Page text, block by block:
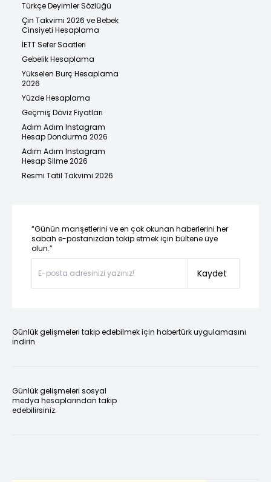
Türkçe Deyimler Sözlüğü
Çin Takvimi 2026 ve Bebek
Cinsiyeti Hesaplama
İETT Sefer Saatleri
Gebelik Hesaplama
Yükselen Burç Hesaplama
2026
Yüzde Hesaplama
Geçmiş Döviz Fiyatları
Adım Adım Instagram
Hesap Dondurma 2026
Adım Adım Instagram
Hesap Silme 2026
Resmi Tatil Takvimi 2026
“Günün manşetlerini ve en çok okunan haberlerini her
sabah e-postanızdan takip etmek için bültene üye
olun.”
Kaydet
Günlük gelişmeleri takip edebilmek için habertürk uygulamasını
indirin
Günlük gelişmeleri sosyal
medya hesaplarından takip
edebilirsiniz.